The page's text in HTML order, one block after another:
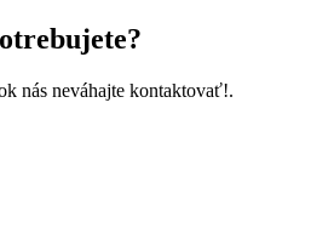
nás neváhajte kontaktovať!.